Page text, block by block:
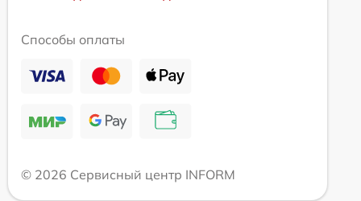
Способы оплаты
© 2026 Сервисный центр INFORM